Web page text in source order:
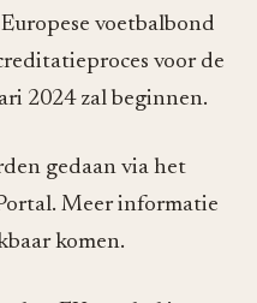
voetbalbond
voor de
2024 zal beginnen.
gedaan via het
Meer informatie
komen.